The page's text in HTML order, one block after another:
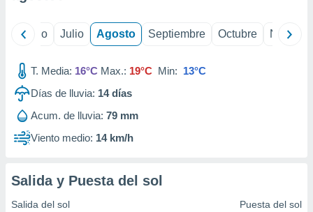
Junio Julio Agosto Septiembre Octubre
T. Media: 16°C Max.: 19°C Min: 13°C
Días de lluvia: 14días
Acum. de lluvia: 79 mm
Viento medio: 14 km/h
Salida y Puesta del sol
Salida del sol Puesta del sol